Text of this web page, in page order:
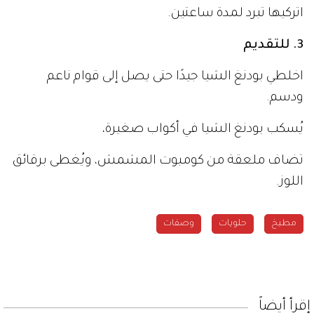
اتركيها تبرد لمدة ساعتين.
3. للتقديم
اخلطي بودنغ الشيا جيدًا حتى يصل إلى قوام ناعم
ودسم.
يُسكب بودنغ الشيا في أكواب صغيرة،
تضاف ملعقة من كومبوت المشمش، ويُغطى برقائق
اللوز.
مطبخ حلويات وصفات
إقرأ أيضاً